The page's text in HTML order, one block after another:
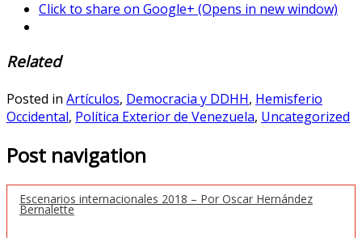
Click to share on Google+ (Opens in new window)
Related
Posted in Artículos, Democracia y DDHH, Hemisferio
Occidental, Política Exterior de Venezuela, Uncategorized
Post navigation
Escenarios internacionales 2018 – Por Oscar Hernández
Bernalette